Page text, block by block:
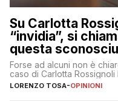
Su Carlotta
“invidia”, si
questa
Forse ad alcuni non è
caso di Carlotta Rossignoli
LORENZO TOSA-OPINIONI